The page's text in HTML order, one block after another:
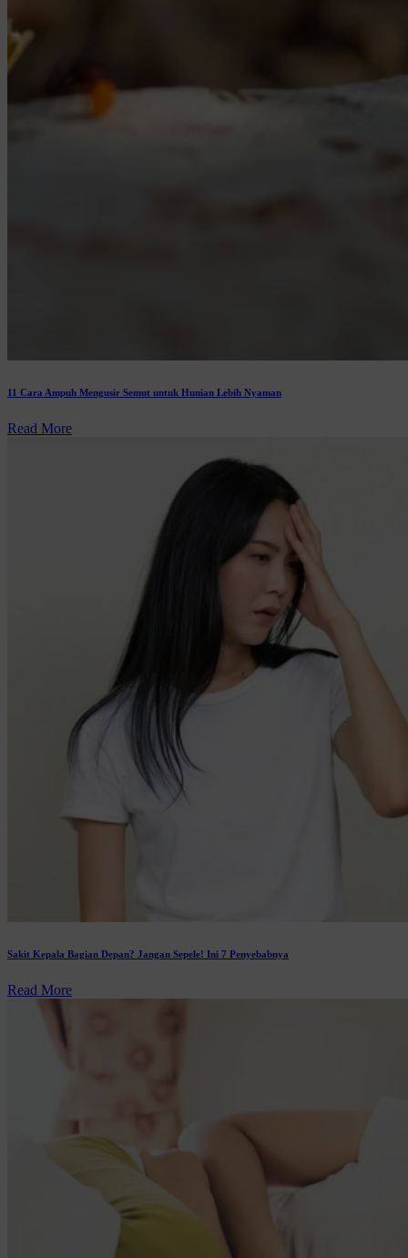
11 Cara Ampuh Mengusir Semut untuk Hunian Lebih Nyaman
Read More
Sakit Kepala Bagian Depan? Jangan Sepele! Ini 7 Penyebabnya
Read More